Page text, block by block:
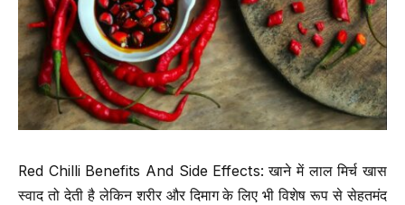
Red Chilli Benefits And Side Effects: खाने में लाल मिर्च खास
स्वाद तो देती है लेकिन शरीर और दिमाग के लिए भी विशेष रूप से सेहतमंद